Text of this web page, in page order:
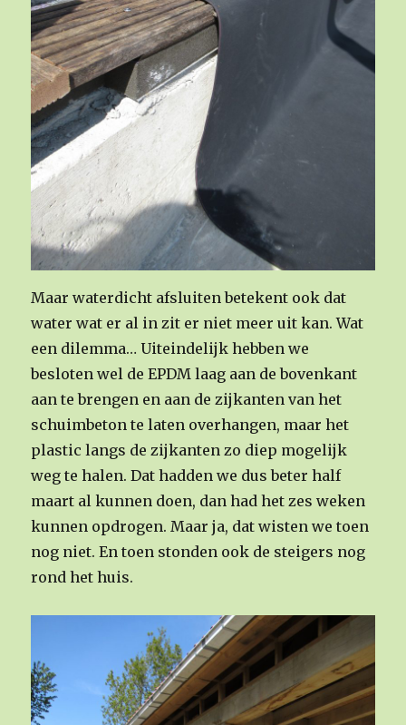
Maar waterdicht afsluiten betekent ook dat
water wat er al in zit er niet meer uit kan. Wat
een dilemma… Uiteindelijk hebben we
besloten wel de EPDM laag aan de bovenkant
aan te brengen en aan de zijkanten van het
schuimbeton te laten overhangen, maar het
plastic langs de zijkanten zo diep mogelijk
weg te halen. Dat hadden we dus beter half
maart al kunnen doen, dan had het zes weken
kunnen opdrogen. Maar ja, dat wisten we toen
nog niet. En toen stonden ook de steigers nog
rond het huis.